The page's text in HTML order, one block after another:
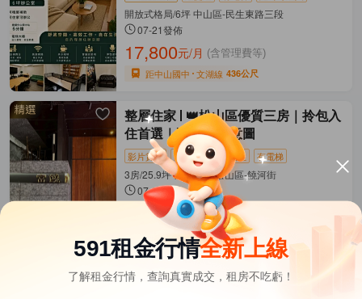
開放式格局/6坪 中山區-民生東路三段
07-21發佈
17,800元/月 (含管理費等)
距中山國中 文湖線 436公尺
整層住家
👑松山區優質三房｜拎包入
住首選｜附上AI示意圖
影片賞屋 近捷運 拎包入住 有電梯
3房/25.9坪 揚昇君苑 松山區-饒河街
07-28發佈
63,000元/月 (有額外費用)
距松山 松山新店線 462公尺
其它租屋 熱門在租社區
591租金行情全新上線
了解租金行情，查詢真實成交，租房不吃虧！